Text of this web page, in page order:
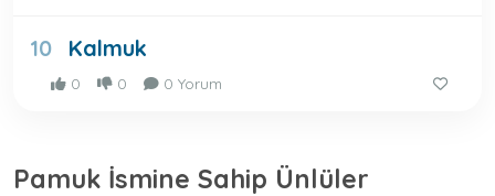
10 Kalmuk
0 0 0 Yorum
Pamuk İsmine Sahip Ünlüler